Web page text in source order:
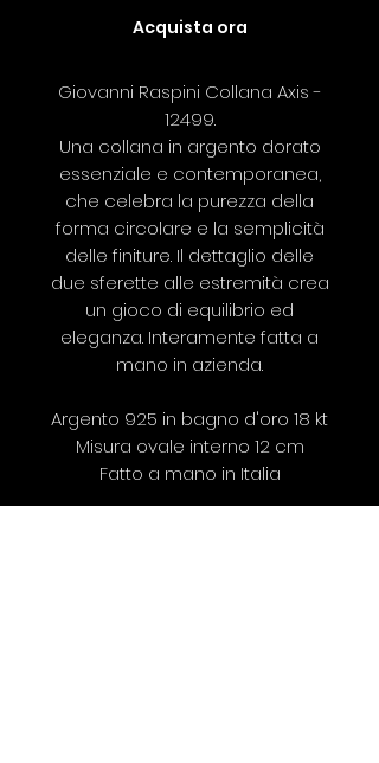
Acquista ora
Giovanni Raspini Collana Axis -
12499.
Una collana in argento dorato
essenziale e contemporanea,
che celebra la purezza della
forma circolare e la semplicità
delle finiture. Il dettaglio delle
due sferette alle estremità crea
un gioco di equilibrio ed
eleganza. Interamente fatta a
mano in azienda.
Argento 925 in bagno d'oro 18 kt
Misura ovale interno 12 cm
Fatto a mano in Italia